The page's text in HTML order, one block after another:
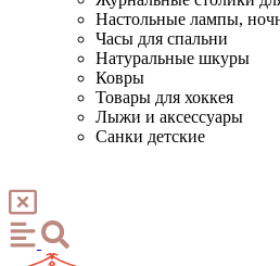
Настольные лампы,
Часы для спальни
Натуральные шкуры
Ковры
Товары для хоккея
Лыжи и аксессуары
Санки детские